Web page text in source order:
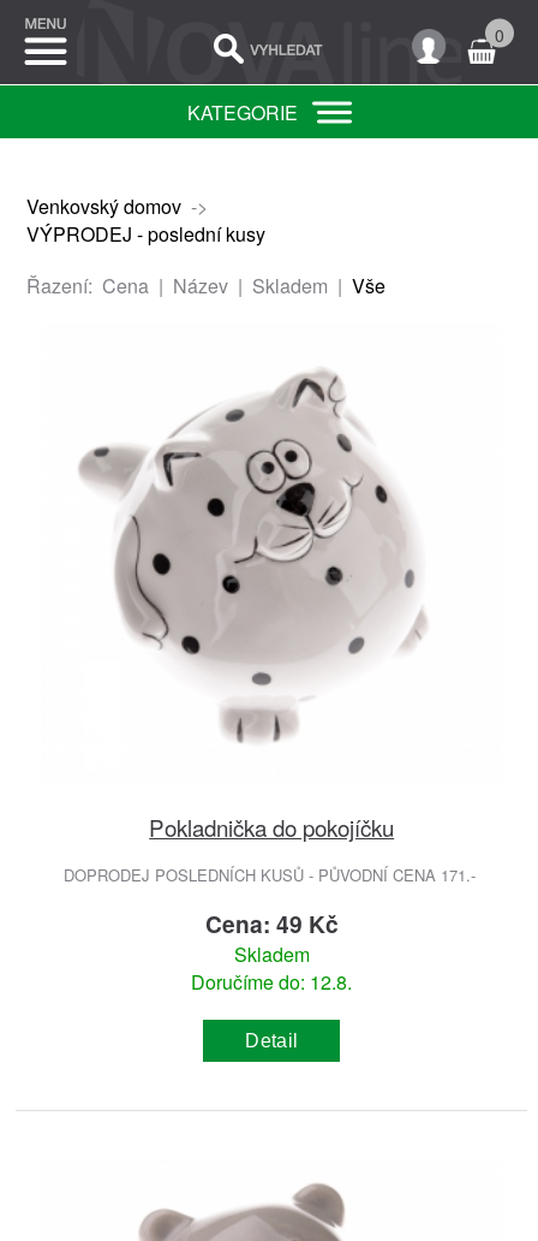
0
KATEGORIE
Venkovský domov->
VÝPRODEJ - poslední kusy
Řazení: Cena| Název| Skladem | Vše
Pokladnička do pokojíčku
DOPRODEJ POSLEDNÍCH KUSŮ - PŮVODNÍ CENA 171.-
Cena: 49 Kč
Skladem
Doručíme do: 12.8.
Detail